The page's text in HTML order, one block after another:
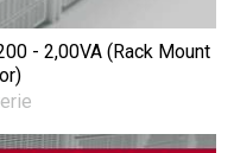
- 2,00VA (Rack Mount